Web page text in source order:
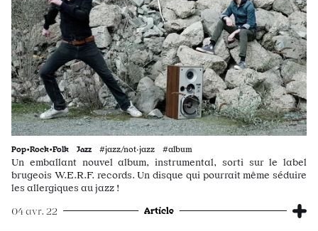
Pop•Rock•Folk Jazz #jazz/not·jazz #album
Un emballant nouvel album, instrumental, sorti sur le label
brugeois W.E.R.F. records. Un disque qui pourrait même séduire
les allergiques au jazz !
04 avr. 22 Article